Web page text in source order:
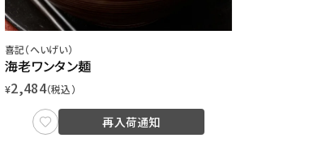
喜記（へいげい）
海老ワンタン麺
¥2,484（税込）
再入荷通知